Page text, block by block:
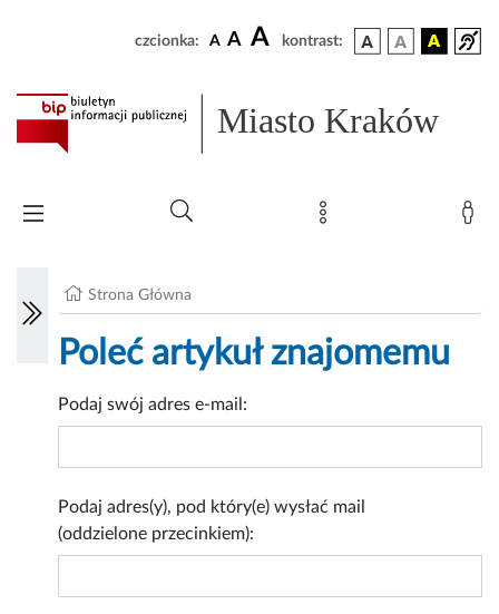
czcionka: A A A kontrast:
Miasto Kraków
Strona Główna
Poleć artykuł znajomemu
Podaj swój adres e-mail:
Podaj adres(y), pod który(e) wysłać mail
(oddzielone przecinkiem):